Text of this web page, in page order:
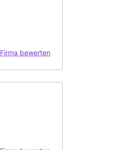
Firma bewerten